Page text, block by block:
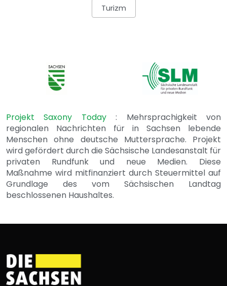
Turizm
Projekt Saxony Today: Mehrsprachigkeit von
regionalen Nachrichten für in Sachsen lebende
Menschen ohne deutsche Muttersprache. Projekt
wird gefördert durch die Sächsische Landesanstalt für
privaten Rundfunk und neue Medien. Diese
Maßnahme wird mitfinanziert durch Steuermittel auf
Grundlage des vom Sächsischen Landtag
beschlossenen Haushaltes.